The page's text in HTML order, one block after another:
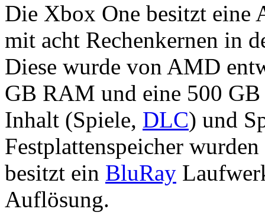
Die Xbox One besitzt eine
mit acht Rechenkernen in
Diese wurde von AMD
GB RAM und eine 500
Inhalt (Spiele, DLC) und
Festplattenspeicher
besitzt ein BluRay
Auflösung.